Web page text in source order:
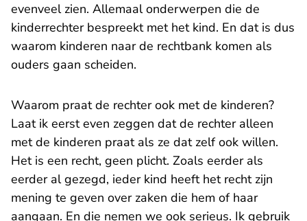
evenveel zien. Allemaal onderwerpen die de
kinderrechter bespreekt met het kind. En dat is dus
waarom kinderen naar de rechtbank komen als
ouders gaan scheiden.
Waarom praat de rechter ook met de kinderen?
Laat ik eerst even zeggen dat de rechter alleen
met de kinderen praat als ze dat zelf ook willen.
Het is een recht, geen plicht. Zoals eerder als
eerder al gezegd, ieder kind heeft het recht zijn
mening te geven over zaken die hem of haar
aangaan. En die nemen we ook serieus. Ik gebruik